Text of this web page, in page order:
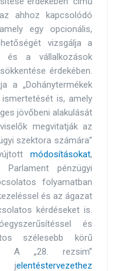
ahhoz kapcsolódó
egy opcionális,
vizsgálja a
és a vállalkozások
érdekében.
a „Dohánytermékek
ismertetését is, amely
jövőbeni alakulását
megvitatják az
szektora számára”
módosításokat,
pénzügyi
folyamatban
és az ágazat
kérdéseket is.
és
szélesebb körű
A „28. rezsim”
jelentéstervezethez